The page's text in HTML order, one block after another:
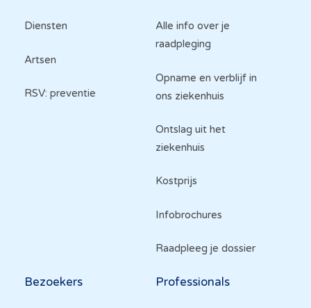
Diensten
Artsen
RSV: preventie
Alle info over je
raadpleging
Opname en verblijf in
ons ziekenhuis
Ontslag uit het
ziekenhuis
Kostprijs
Infobrochures
Raadpleeg je dossier
Bezoekers Professionals